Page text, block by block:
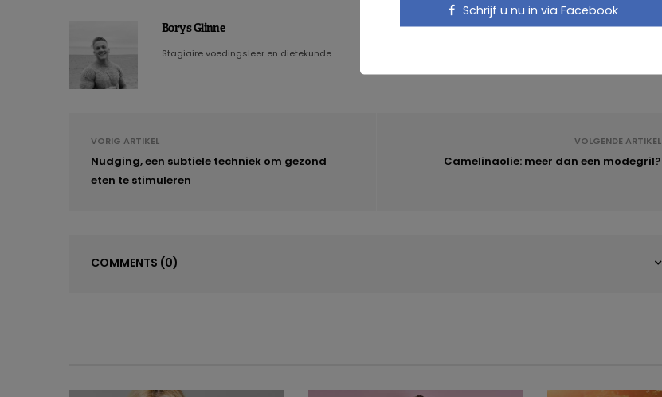
Borys Glinne
Stagiaire voedingsleer en dietekunde
VORIG ARTIKEL
Nudging, een subtiele techniek om gezond
eten te stimuleren
VOLGENDE ARTIKEL
Camelinaolie: meer dan een modegril?
COMMENTS (0)
Schrijf u nu in via Facebook